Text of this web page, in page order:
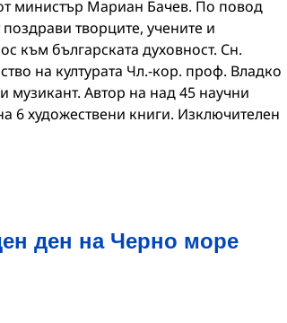
министър Мариан Бачев. По повод
творците, учените и
към българската духовност. Сн.
на културата Чл.-кор. проф. Владко
музикант. Автор на над 45 научни
6 художествени книги. Изключителен
ден на Черно море